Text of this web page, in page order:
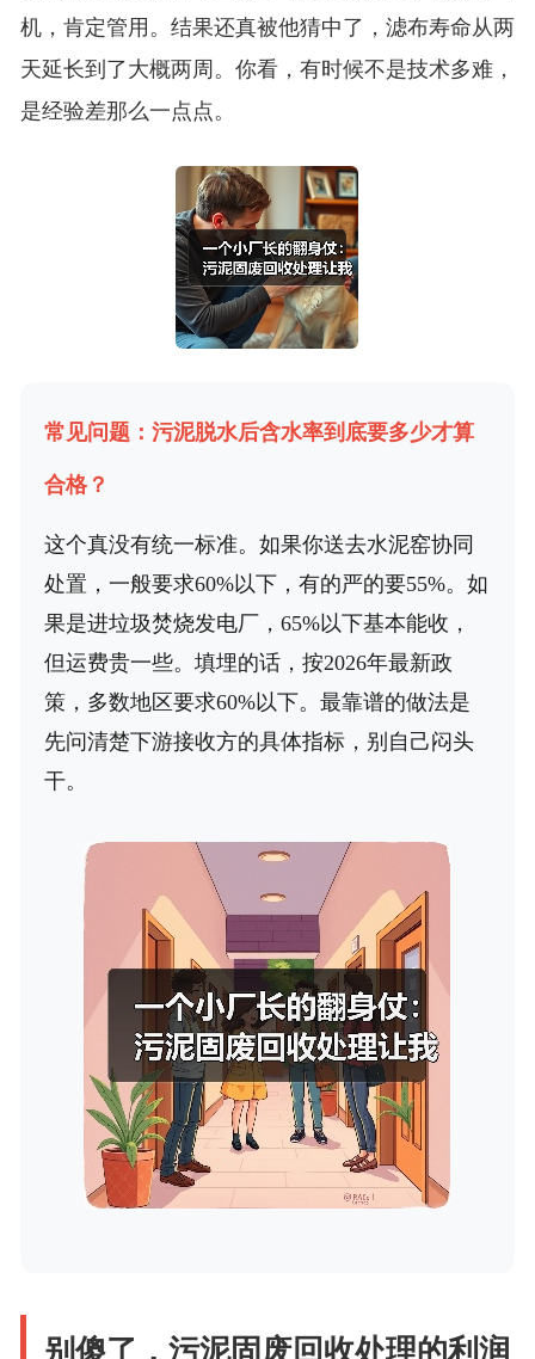
机，肯定管用。结果还真被他猜中了，滤布寿命从两
天延长到了大概两周。你看，有时候不是技术多难，
是经验差那么一点点。
常见问题：污泥脱水后含水率到底要多少才算
合格？
这个真没有统一标准。如果你送去水泥窑协同
处置，一般要求60%以下，有的严的要55%。如
果是进垃圾焚烧发电厂，65%以下基本能收，
但运费贵一些。填埋的话，按2026年最新政
策，多数地区要求60%以下。最靠谱的做法是
先问清楚下游接收方的具体指标，别自己闷头
干。
别傻了，污泥固废回收处理的利润